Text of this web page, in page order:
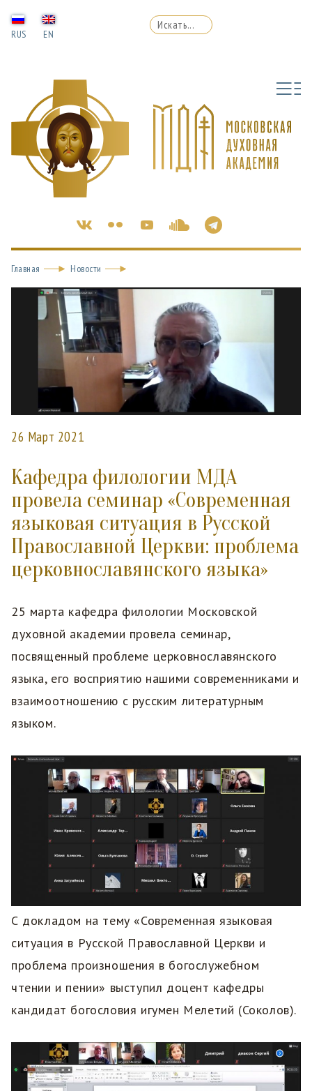
RUS EN
Главная Новости
26 Март 2021
Кафедра филологии МДА
провела семинар «Современная
языковая ситуация в Русской
Православной Церкви: проблема
церковнославянского языка»
25 марта кафедра филологии Московской
духовной академии провела семинар,
посвященный проблеме церковнославянского
языка, его восприятию нашими современниками и
взаимоотношению с русским литературным
языком.
С докладом на тему «Современная языковая
ситуация в Русской Православной Церкви и
проблема произношения в богослужебном
чтении и пении» выступил доцент кафедры
кандидат богословия игумен Мелетий (Соколов).